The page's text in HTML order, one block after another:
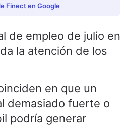
Finect en Google
de empleo de julio en
la atención de los
en que un
demasiado fuerte o
podría generar